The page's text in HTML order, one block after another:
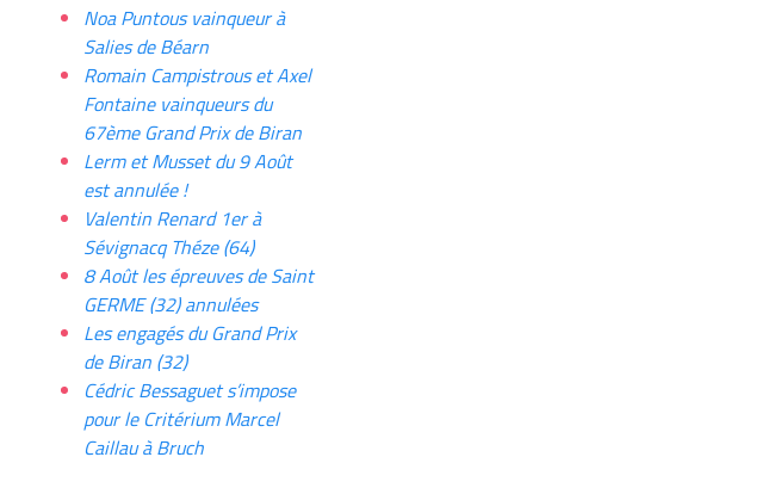
Noa Puntous vainqueur à
Salies de Béarn
Romain Campistrous et Axel
Fontaine vainqueurs du
67ème Grand Prix de Biran
Lerm et Musset du 9 Août
est annulée !
Valentin Renard 1er à
Sévignacq Théze (64)
8 Août les épreuves de Saint
GERME (32) annulées
Les engagés du Grand Prix
de Biran (32)
Cédric Bessaguet s’impose
pour le Critérium Marcel
Caillau à Bruch